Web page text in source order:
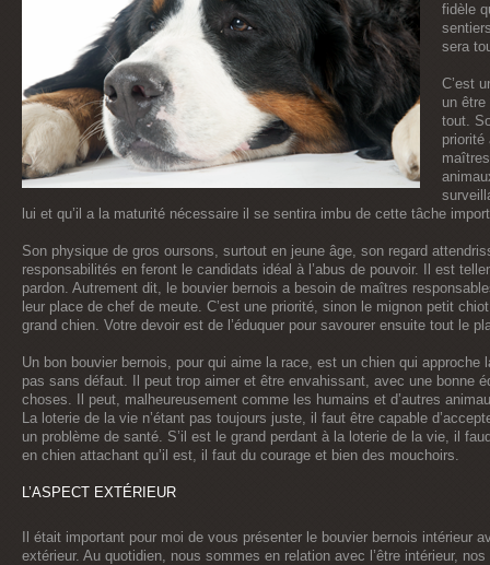
fidèle
sera
C’est
un
tout.
priorité
lui et qu’il a la maturité nécessaire il se sentira imbu de cette tâche
Son physique de gros oursons, surtout en jeune âge, son regard
responsabilités en feront le candidats idéal à l’abus de pouvoir. Il est
pardon. Autrement dit, le bouvier bernois a besoin de maîtres
leur place de chef de meute. C’est une priorité, sinon le mignon petit
grand chien. Votre devoir est de l’éduquer pour savourer ensuite tout le
Un bon bouvier bernois, pour qui aime la race, est un chien qui approche
pas sans défaut. Il peut trop aimer et être envahissant, avec une bonne
choses. Il peut, malheureusement comme les humains et d’autres
La loterie de la vie n’étant pas toujours juste, il faut être capable
un problème de santé. S’il est le grand perdant à la loterie de la vie, il
en chien attachant qu’il est, il faut du courage et bien des mouchoirs.
L’ASPECT EXTÉRIEUR
Il était important pour moi de vous présenter le bouvier bernois intérieur
extérieur. Au quotidien, nous sommes en relation avec l’être intérieur,